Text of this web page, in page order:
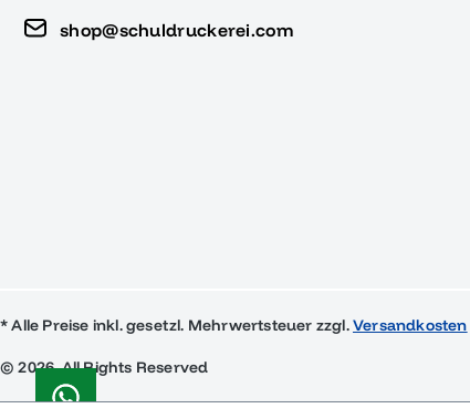
shop@schuldruckerei.com
* Alle Preise inkl. gesetzl. Mehrwertsteuer zzgl.Versandkosten
© 2026, All Rights Reserved